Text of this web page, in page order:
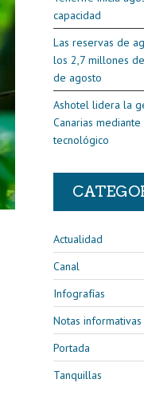
capacidad
Las reservas de
los 2,7 millones
de agosto
Ashotel lidera la
Canarias
tecnológico
Actualidad
Canal
Infografías
Notas informativas
Portada
Tanquillas